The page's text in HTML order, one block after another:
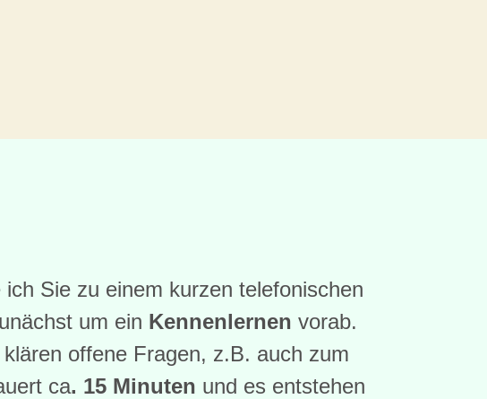
Sie zu einem kurzen telefonischen
um ein Kennenlernen vorab.
offene Fragen, z.B. auch zum
ca. 15 Minuten und es entstehen